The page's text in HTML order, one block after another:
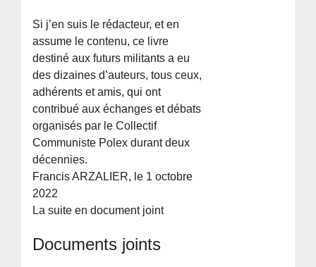
Si j’en suis le rédacteur, et en
assume le contenu, ce livre
destiné aux futurs militants a eu
des dizaines d’auteurs, tous ceux,
adhérents et amis, qui ont
contribué aux échanges et débats
organisés par le Collectif
Communiste Polex durant deux
décennies.
Francis ARZALIER, le 1 octobre
2022
La suite en document joint
Documents joints